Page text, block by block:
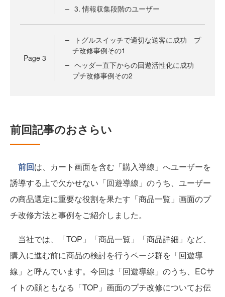
3. 情報収集段階のユーザー
Page 3
トグルスイッチで適切な送客に成功 プ
チ改修事例その1
ヘッダー直下からの回遊活性化に成功
プチ改修事例その2
前回記事のおさらい
前回は、カート画面を含む「購入導線」へユーザーを
誘導する上で欠かせない「回遊導線」のうち、ユーザー
の商品選定に重要な役割を果たす「商品一覧」画面のプ
チ改修方法と事例をご紹介しました。
当社では、「TOP」「商品一覧」「商品詳細」など、
購入に進む前に商品の検討を行うページ群を「回遊導
線」と呼んでいます。今回は「回遊導線」のうち、ECサ
イトの顔ともなる「TOP」画面のプチ改修についてお伝